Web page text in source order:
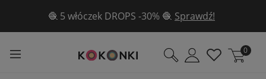
✨Aż 3 wzory gratis w sierpniu ✨ Poznaj je tutaj!
0